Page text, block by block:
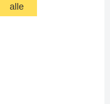
alle